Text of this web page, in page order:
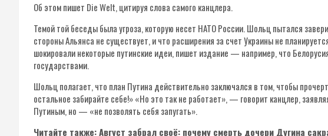
Об этом пишет Die Welt, цитируя слова самого канцлера.
Темой той беседы была угроза, которую несет НАТО России. Шольц пытался
стороны Альянса не существует, и что расширения за счет Украины не
шокировали некоторые путинские идеи, пишет издание — например, что
государствами.
Шольц полагает, что план Путина действительно заключался в том, чтобы
остальное забирайте себе!» «Но это так не работает», — говорит канцлер,
Путиным, но — «не позволять себя запугать».
Читайте также: Август забрал своё: почему смерть дочери Дугина